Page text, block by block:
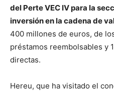
del Perte VEC IV para la
inversión en la cadena de
400 millones de euros, de
préstamos reembolsables y
directas.
Hereu, que ha visitado el